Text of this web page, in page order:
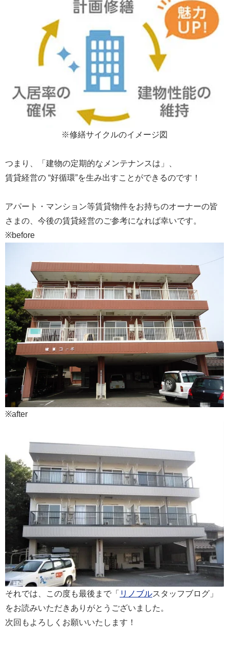
※修繕サイクルのイメージ図
つまり、「建物の定期的なメンテナンスは」、
賃貸経営の “好循環”を生み出すことができるのです！
アパート・マンション等賃貸物件をお持ちのオーナーの皆
さまの、今後の賃貸経営のご参考になれば幸いです。
※before
※after
それでは、この度も最後まで「 リノブルスタッフブログ」
をお読みいただきありがとうございました。
次回もよろしくお願いいたします！